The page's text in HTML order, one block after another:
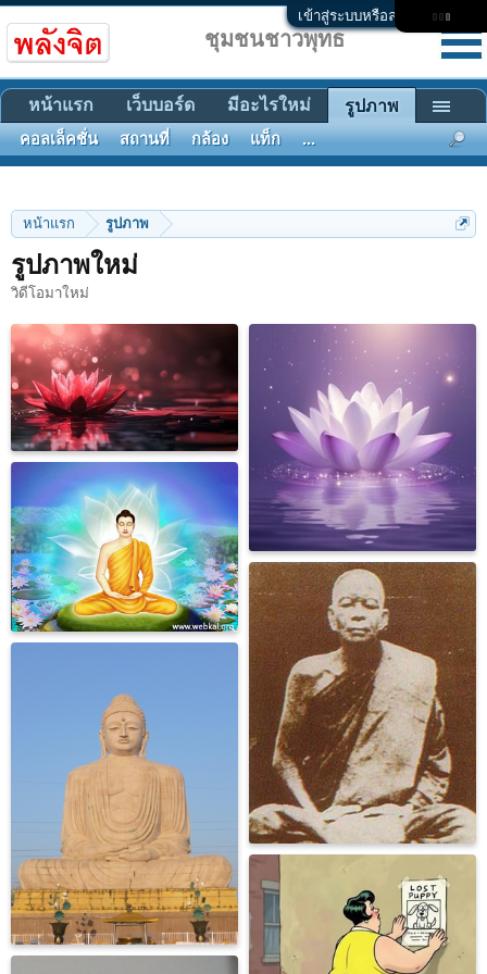
เข้าสู่ระบบหรือลงทะเบียน
หน้าแรก รูปภาพ
รูปภาพใหม่
วิดีโอมาใหม่
ชุมชนชาวพุทธ
หน้าแรก เว็บบอร์ด มีอะไรใหม่ รูปภาพ
คอลเล็คชั่น สถานที่ กล้อง แท็ก ...